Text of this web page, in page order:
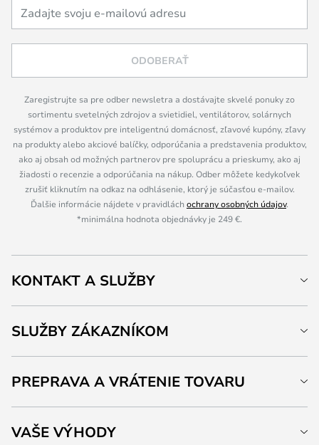
ODOBERAŤ
Zaregistrujte sa pre odber newsletra a dostávajte skvelé ponuky zo
sortimentu svetelných zdrojov a svietidiel, ventilátorov, solárnych
systémov a produktov pre inteligentnú domácnosť, zľavové kupóny, zľavy
na produkty alebo akciové balíčky, odporúčania a predstavenia produktov,
ako aj obsah od možných partnerov pre spoluprácu a prieskumy, ako aj
žiadosti o recenzie a odporúčania na nákup. Odber môžete kedykoľvek
zrušiť kliknutím na odkaz na odhlásenie, ktorý je súčasťou e-mailov.
Ďalšie informácie nájdete v pravidláchochrany osobných údajov.
*minimálna hodnota objednávky je 249 €.
KONTAKT A SLUŽBY
SLUŽBY ZÁKAZNÍKOM
PREPRAVA A VRÁTENIE TOVARU
VAŠE VÝHODY